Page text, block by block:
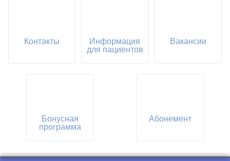
Контакты
Информация
для пациентов
Вакансии
Бонусная
программа
Абонемент